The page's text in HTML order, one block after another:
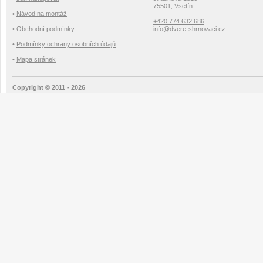
• Návod na montáž
• Obchodní podmínky
• Podmínky ochrany osobních údajů
• Mapa stránek
75501, Vsetín
+420 774 632 686
info@dvere-shrnovaci.cz
Copyright © 2011 - 2026